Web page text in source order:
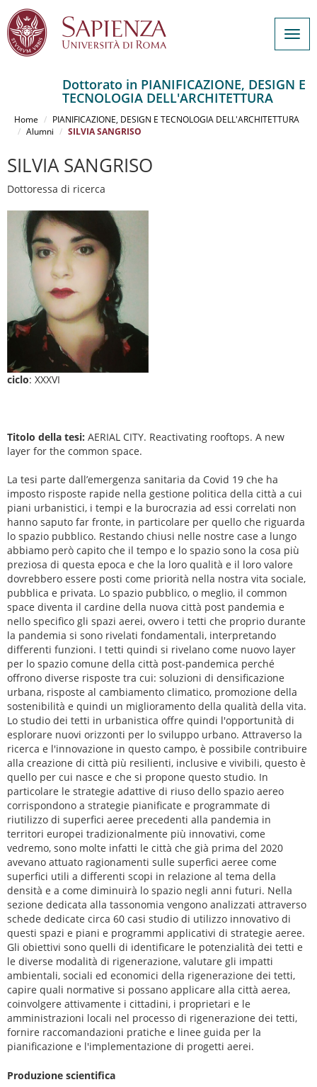
contenuto
Dottorato in PIANIFICAZIONE, DESIGN E
TECNOLOGIA DELL'ARCHITETTURA
Home
PIANIFICAZIONE, DESIGN E TECNOLOGIA DELL'ARCHITETTURA
Alumni
SILVIA SANGRISO
SILVIA SANGRISO
Dottoressa di ricerca
ciclo: XXXVI
Titolo della tesi: AERIAL CITY. Reactivating rooftops. A new
layer for the common space.
La tesi parte dall’emergenza sanitaria da Covid 19 che ha
imposto risposte rapide nella gestione politica della città a cui
piani urbanistici, i tempi e la burocrazia ad essi correlati non
hanno saputo far fronte, in particolare per quello che riguarda
lo spazio pubblico. Restando chiusi nelle nostre case a lungo
abbiamo però capito che il tempo e lo spazio sono la cosa più
preziosa di questa epoca e che la loro qualità e il loro valore
dovrebbero essere posti come priorità nella nostra vita sociale,
pubblica e privata. Lo spazio pubblico, o meglio, il common
space diventa il cardine della nuova città post pandemia e
nello specifico gli spazi aerei, ovvero i tetti che proprio durante
la pandemia si sono rivelati fondamentali, interpretando
differenti funzioni. I tetti quindi si rivelano come nuovo layer
per lo spazio comune della città post-pandemica perché
offrono diverse risposte tra cui: soluzioni di densificazione
urbana, risposte al cambiamento climatico, promozione della
sostenibilità e quindi un miglioramento della qualità della vita.
Lo studio dei tetti in urbanistica offre quindi l'opportunità di
esplorare nuovi orizzonti per lo sviluppo urbano. Attraverso la
ricerca e l'innovazione in questo campo, è possibile contribuire
alla creazione di città più resilienti, inclusive e vivibili, questo è
quello per cui nasce e che si propone questo studio. In
particolare le strategie adattive di riuso dello spazio aereo
corrispondono a strategie pianificate e programmate di
riutilizzo di superfici aeree precedenti alla pandemia in
territori europei tradizionalmente più innovativi, come
vedremo, sono molte infatti le città che già prima del 2020
avevano attuato ragionamenti sulle superfici aeree come
superfici utili a differenti scopi in relazione al tema della
densità e a come diminuirà lo spazio negli anni futuri. Nella
sezione dedicata alla tassonomia vengono analizzati attraverso
schede dedicate circa 60 casi studio di utilizzo innovativo di
questi spazi e piani e programmi applicativi di strategie aeree.
Gli obiettivi sono quelli di identificare le potenzialità dei tetti e
le diverse modalità di rigenerazione, valutare gli impatti
ambientali, sociali ed economici della rigenerazione dei tetti,
capire quali normative si possano applicare alla città aerea,
coinvolgere attivamente i cittadini, i proprietari e le
amministrazioni locali nel processo di rigenerazione dei tetti,
fornire raccomandazioni pratiche e linee guida per la
pianificazione e l'implementazione di progetti aerei.
Produzione scientifica